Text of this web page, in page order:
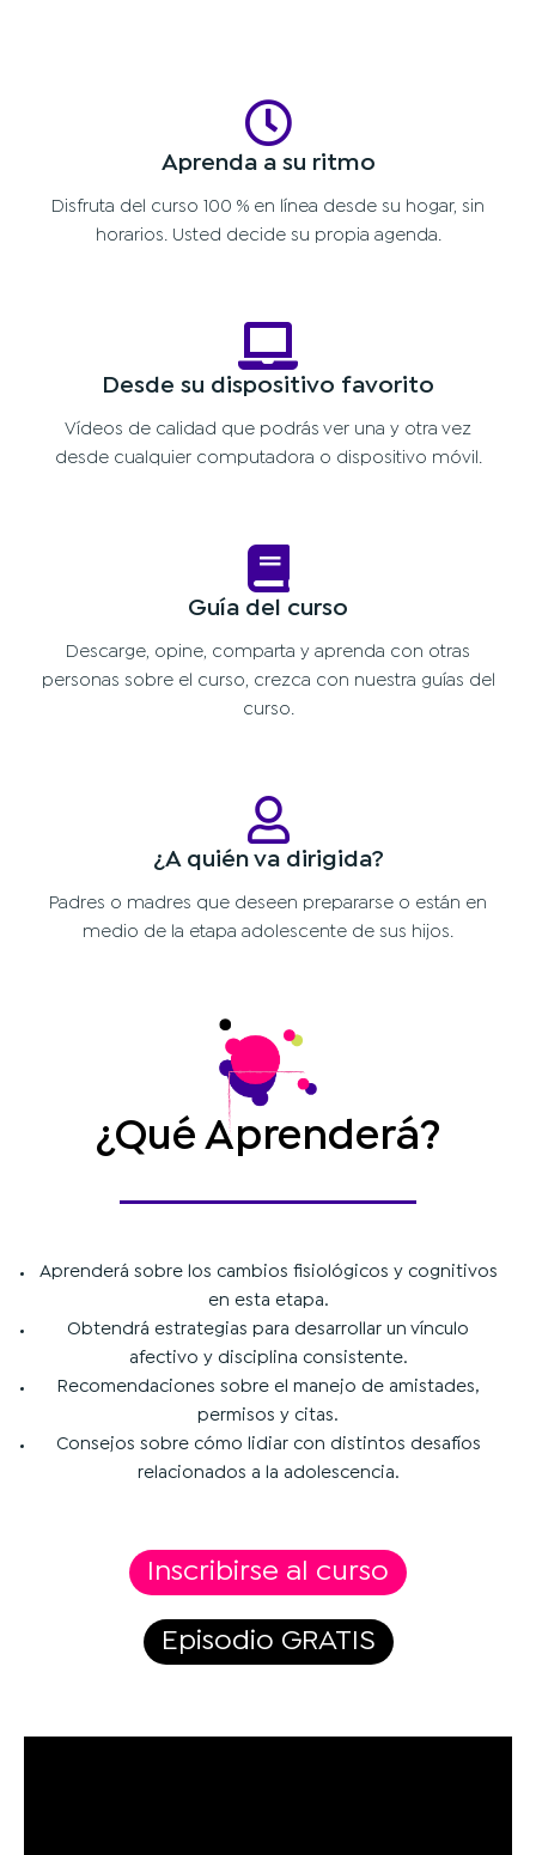
Aprenda a su ritmo
Disfruta del curso 100 % en línea desde su hogar, sin
horarios. Usted decide su propia agenda.
Desde su dispositivo favorito
Vídeos de calidad que podrás ver una y otra vez
desde cualquier computadora o dispositivo móvil.
Guía del curso
Descarge, opine, comparta y aprenda con otras
personas sobre el curso, crezca con nuestra guías del
curso.
¿A quién va dirigida?
Padres o madres que deseen prepararse o están en
medio de la etapa adolescente de sus hijos.
¿Qué Aprenderá?
Aprenderá sobre los cambios fisiológicos y cognitivos
en esta etapa.
Obtendrá estrategias para desarrollar un vínculo
afectivo y disciplina consistente.
Recomendaciones sobre el manejo de amistades,
permisos y citas.
Consejos sobre cómo lidiar con distintos desafíos
relacionados a la adolescencia.
Inscribirse al curso
Episodio GRATIS